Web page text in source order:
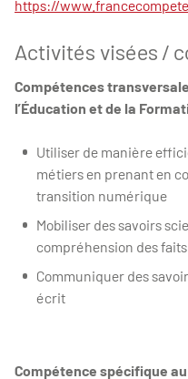
https://
Activités visées /
Compétences
l’Éducation et de la
Utiliser de manière
métiers en prenant en
transition numérique
Mobiliser des savoirs
compréhension des
Communiquer des
écrit
Compétence spécifique